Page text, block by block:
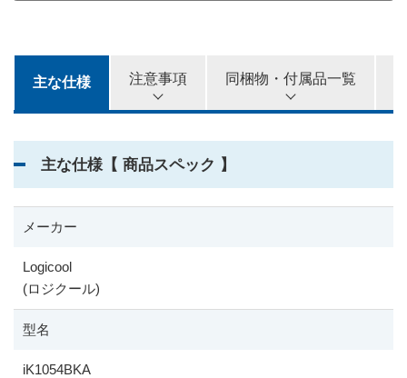
5カ月
6カ月 9,000
主な仕様 注意事項 同梱物・付属品一覧
主な仕様【 商品スペック 】
メーカー
Logicool
(ロジクール)
型名
iK1054BKA